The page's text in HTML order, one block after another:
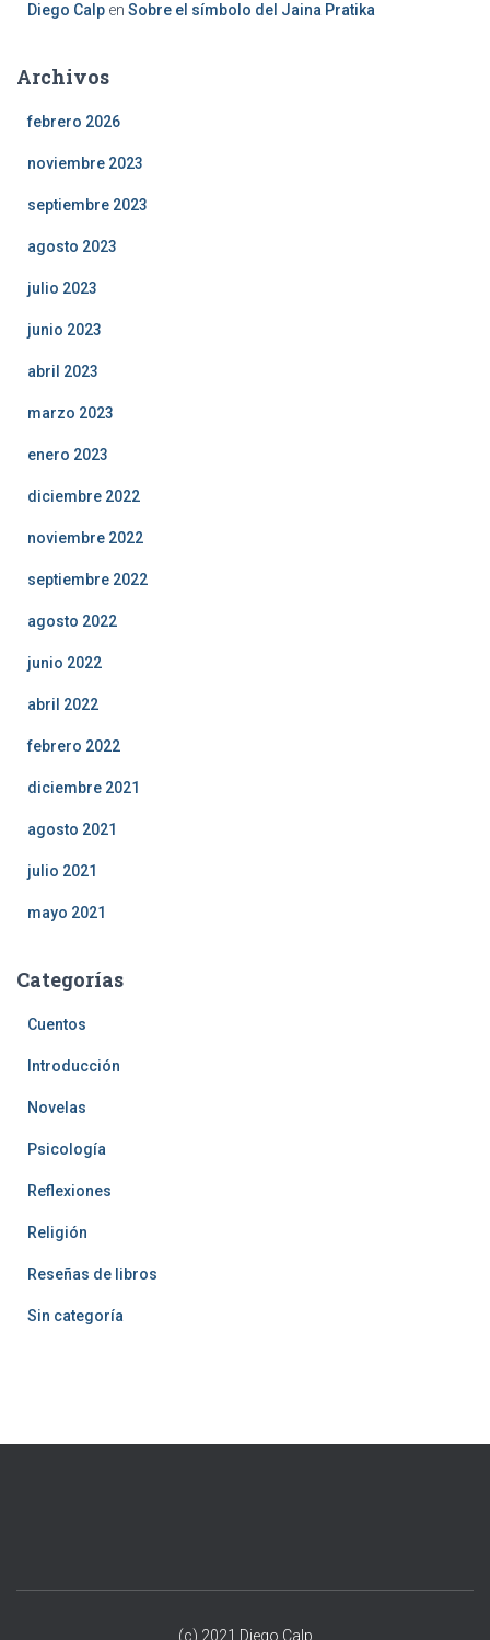
Diego Calp en Sobre el símbolo del Jaina Pratika
Archivos
febrero 2026
noviembre 2023
septiembre 2023
agosto 2023
julio 2023
junio 2023
abril 2023
marzo 2023
enero 2023
diciembre 2022
noviembre 2022
septiembre 2022
agosto 2022
junio 2022
abril 2022
febrero 2022
diciembre 2021
agosto 2021
julio 2021
mayo 2021
Categorías
Cuentos
Introducción
Novelas
Psicología
Reflexiones
Religión
Reseñas de libros
Sin categoría
(c) 2021 Diego Calp